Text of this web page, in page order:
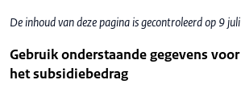
De inhoud van deze pagina is gecontroleerd op 9
Gebruik onderstaande gegevens
het subsidiebedrag